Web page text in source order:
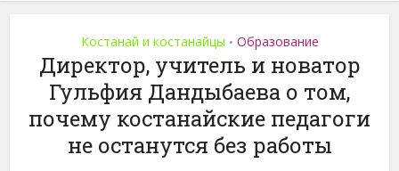
Костанай и костанайцы • Образование
Директор, учитель и новатор
Гульфия Дандыбаева о том,
почему костанайские педагоги
не останутся без работы